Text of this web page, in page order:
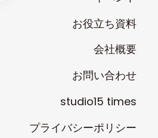
お役立ち資料
会社概要
お問い合わせ
studio15 times
プライバシーポリシー